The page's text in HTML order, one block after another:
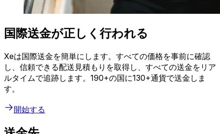
国際送金が正しく行われる
Xeは国際送金を簡単にします。すべての価格を事前に確認
し、信頼できる配送見積もりを取得し、すべての送金をリア
ルタイムで追跡します。190+の国に130+通貨で送金しま
す。
開始する